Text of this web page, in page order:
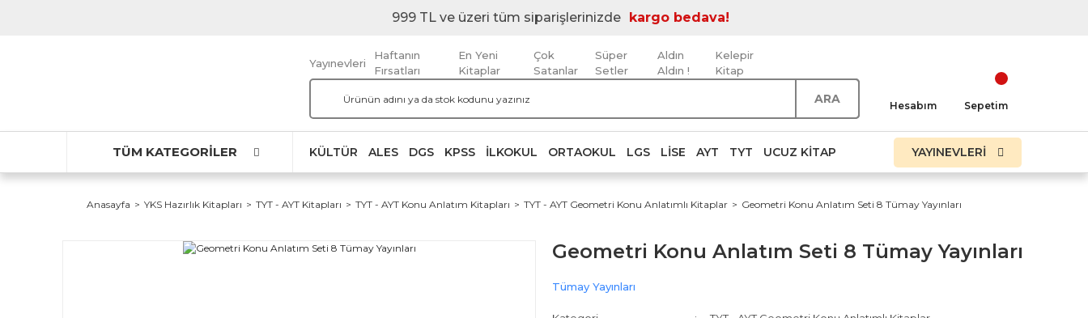
999 TL ve üzeri tüm siparişlerinizde kargo bedava!
Yayınevleri
Haftanın
Fırsatları
En Yeni
Kitaplar
Çok
Satanlar
Süper
Setler
Aldın
Aldın !
Kelepir
Kitap
ARA Hesabım Sepetim
TÜM KATEGORİLER KÜLTÜR ALES DGS KPSS İLKOKUL ORTAOKUL LGS LISE AYT TYT UCUZ KITAP YAYINEVLERİ
Anasayfa YKS Hazırlık Kitapları TYT - AYT Kitapları TYT - AYT Konu Anlatım Kitapları TYT - AYT Geometri Konu Anlatımlı Kitaplar Geometri Konu Anlatım Seti 8 Tümay Yayınları
Geometri Konu Anlatım Seti 8 Tümay Yayınları
Tümay Yayınları